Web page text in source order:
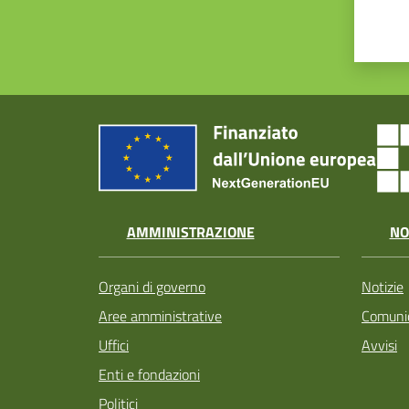
AMMINISTRAZIONE
Organi di governo
Aree amministrative
Uffici
Enti e fondazioni
Politici
Notizie
Avvisi